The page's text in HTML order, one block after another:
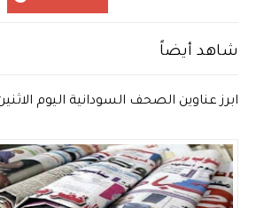
شاهد أيضاً
ابرز عناوين الصحف السودانية اليوم الاثنين 29 ابريل